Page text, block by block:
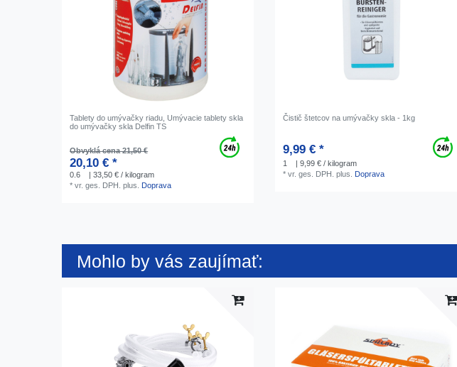
Tablety do umývačky riadu, Umývacie tablety skla
do umývačky skla Delfin TS
Obvyklá cena 21,50 €
20,10 € *
0.6
| 33,50 € / kilogram
*vr. ges. DPH. plus. Doprava
Čistič štetcov na umývačky skla - 1kg
9,99 € *
1
| 9,99 € / kilogram
*vr. ges. DPH. plus. Doprava
Mohlo by vás zaujímať: